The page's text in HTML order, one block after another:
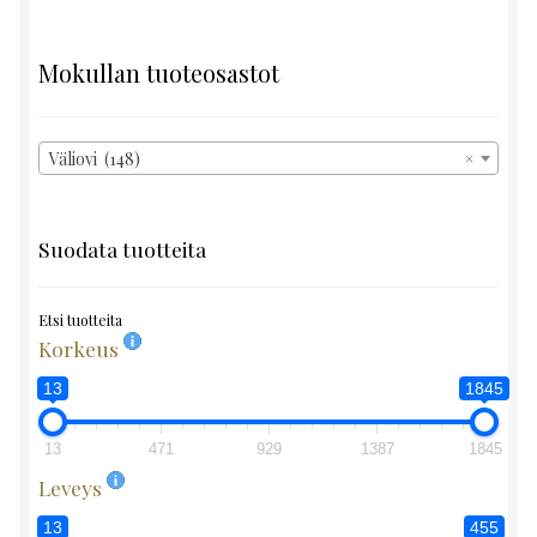
Mokullan tuoteosastot
×
Väliovi (148)
Suodata tuotteita
Etsi tuotteita
Korkeus
13 1845
13 471 929 1387 1845
Leveys
13 455